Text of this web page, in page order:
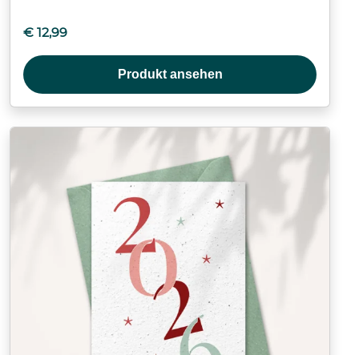
€ 12,99
Produkt ansehen